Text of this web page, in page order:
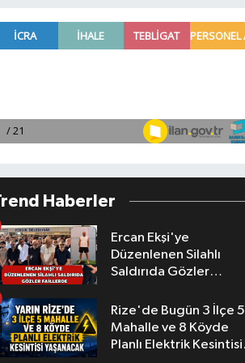
Haberler
Ercan Ekşi'ye
Düzenlenen Silahlı
Saldırıda Gözler
Rize'de Bugün 3 İlçe 5
Mahalle ve 8 Köyde
Planlı Elektrik Kesintisi